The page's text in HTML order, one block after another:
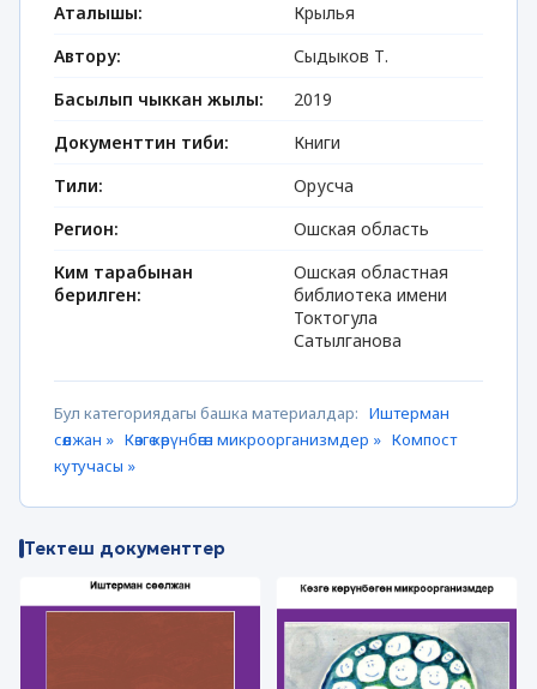
Аталышы:
Крылья
Автору:
Сыдыков Т.
Басылып чыккан жылы:
2019
Документтин тиби:
Книги
Тили:
Орусча
Регион:
Ошская область
Ким тарабынан
берилген:
Ошская областная
библиотека имени
Токтогула
Сатылганова
Бул категориядагы башка материалдар: Иштерман
сөөлжан » Көзгө көрүнбөгөн микроорганизмдер » Компост
кутучасы »
Тектеш документтер